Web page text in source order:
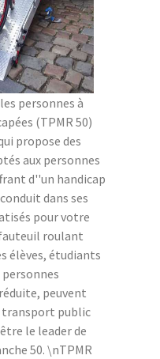
personnes à
(TPMR 50)
propose des
aux personnes
d''un handicap
dans ses
pour votre
roulant
élèves, étudiants
peuvent
transport public
le leader de
50. \nTPMR